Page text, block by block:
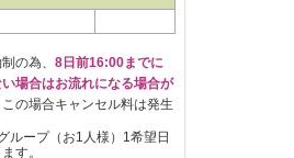
の為、 8日前16:00までに
場合はお流れになる場合が
の場合キャンセル料は発生
ループ（お1人様）1希望日
す。